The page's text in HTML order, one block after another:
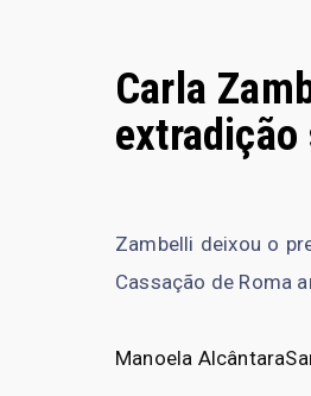
Carla
extradição
Zambelli deixou o
Cassação de Roma
Manoela Alcântara